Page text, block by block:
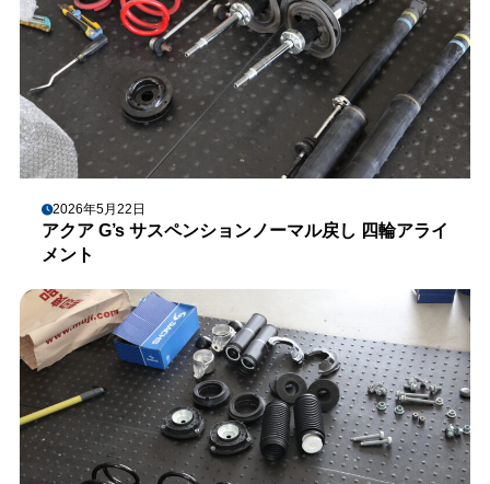
2026年5月22日
アクア G’s サスペンションノーマル戻し 四輪アライ
メント